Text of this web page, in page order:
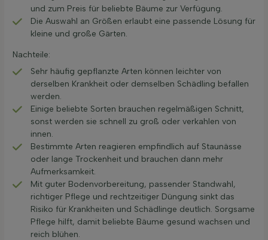
und zum Preis für beliebte Bäume zur Verfügung.
Die Auswahl an Größen erlaubt eine passende Lösung für
kleine und große Gärten.
Nachteile:
Sehr häufig gepflanzte Arten können leichter von
derselben Krankheit oder demselben Schädling befallen
werden.
Einige beliebte Sorten brauchen regelmäßigen Schnitt,
sonst werden sie schnell zu groß oder verkahlen von
innen.
Bestimmte Arten reagieren empfindlich auf Staunässe
oder lange Trockenheit und brauchen dann mehr
Aufmerksamkeit.
Mit guter Bodenvorbereitung, passender Standwahl,
richtiger Pflege und rechtzeitiger Düngung sinkt das
Risiko für Krankheiten und Schädlinge deutlich. Sorgsame
Pflege hilft, damit beliebte Bäume gesund wachsen und
reich blühen.